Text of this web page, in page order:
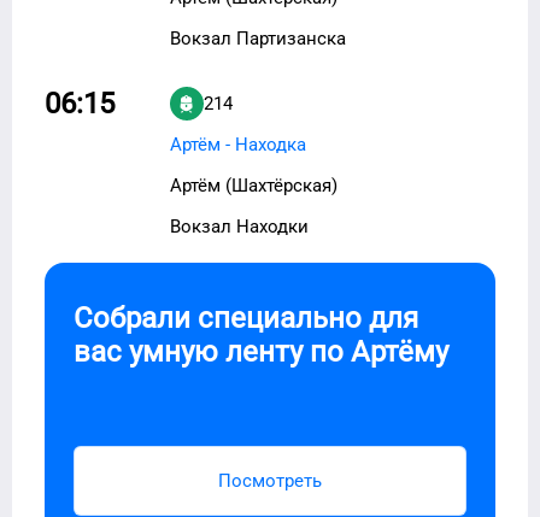
Вокзал Партизанска
06:15
214
Артём - Находка
Артём (Шахтёрская)
Вокзал Находки
Собрали специально для
вас умную ленту по Артёму
Посмотреть